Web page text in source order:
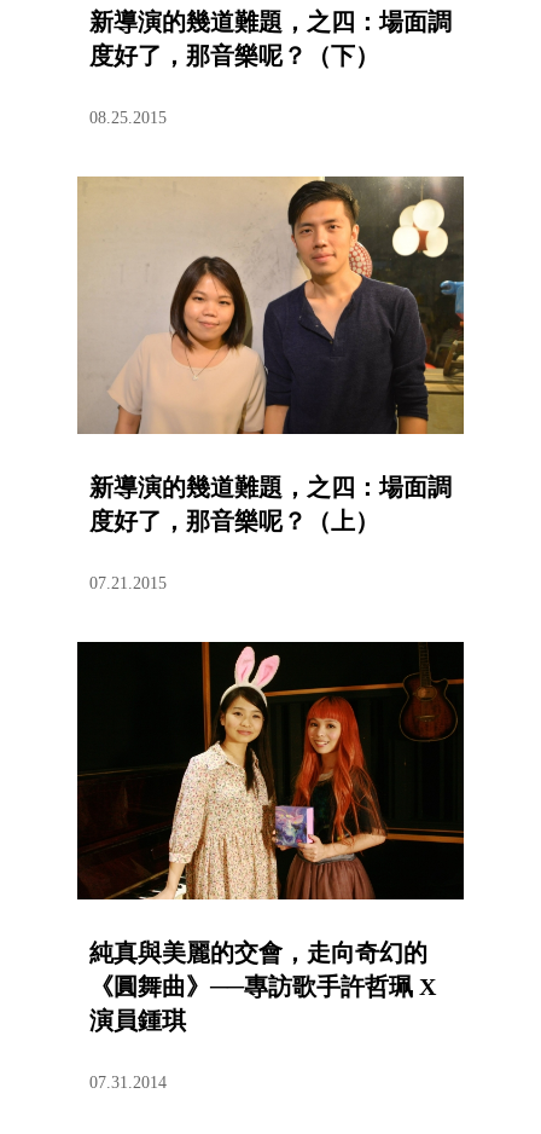
新導演的幾道難題，之四：場面調
度好了，那音樂呢？（下）
08.25.2015
新導演的幾道難題，之四：場面調
度好了，那音樂呢？（上）
07.21.2015
純真與美麗的交會，走向奇幻的
《圓舞曲》──專訪歌手許哲珮 X
演員鍾琪
07.31.2014